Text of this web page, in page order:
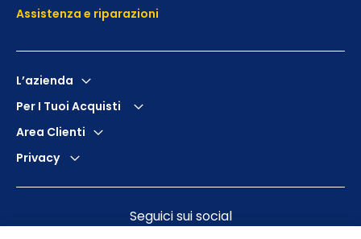
Assistenza e riparazioni
L’azienda
Per I Tuoi Acquisti
Area Clienti
Privacy
Seguici sui social